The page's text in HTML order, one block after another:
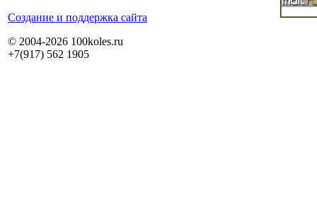
Cоздание и поддержка сайта
© 2004-2026 100koles.ru
+7(917) 562 1905